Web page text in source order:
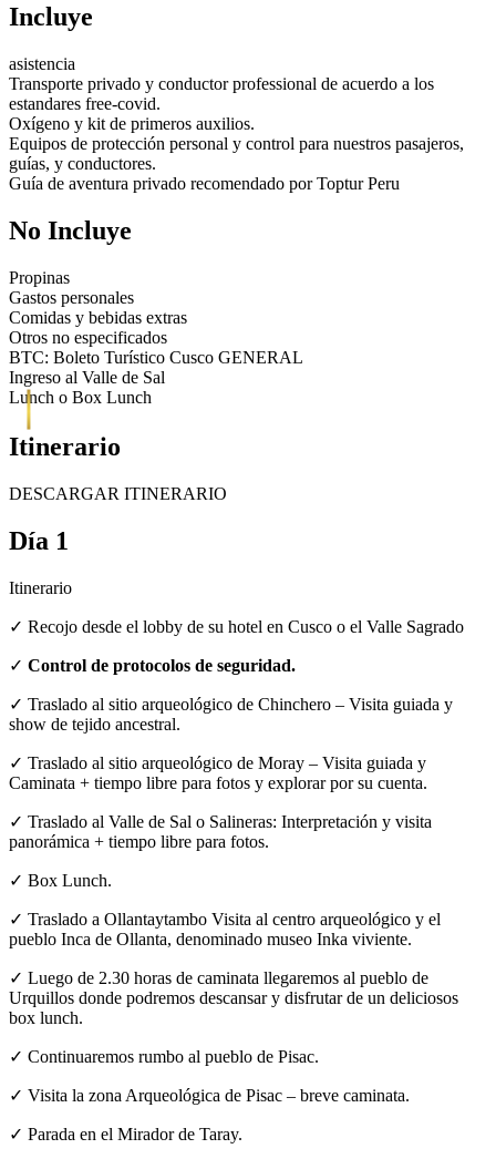
Incluye
asistencia
Transporte privado y conductor professional de acuerdo a los
estandares free-covid.
Oxígeno y kit de primeros auxilios.
Equipos de protección personal y control para nuestros pasajeros,
guías, y conductores.
Guía de aventura privado recomendado por Toptur Peru
No Incluye
Propinas
Gastos personales
Comidas y bebidas extras
Otros no especificados
BTC: Boleto Turístico Cusco GENERAL
Ingreso al Valle de Sal
Lunch o Box Lunch
Itinerario
DESCARGAR ITINERARIO
Día 1
Itinerario
✓ Recojo desde el lobby de su hotel en Cusco o el Valle Sagrado
✓ Control de protocolos de seguridad.
✓ Traslado al sitio arqueológico de Chinchero – Visita guiada y
show de tejido ancestral.
✓ Traslado al sitio arqueológico de Moray – Visita guiada y
Caminata + tiempo libre para fotos y explorar por su cuenta.
✓ Traslado al Valle de Sal o Salineras: Interpretación y visita
panorámica + tiempo libre para fotos.
✓ Box Lunch.
✓ Traslado a Ollantaytambo Visita al centro arqueológico y el
pueblo Inca de Ollanta, denominado museo Inka viviente.
✓ Luego de 2.30 horas de caminata llegaremos al pueblo de
Urquillos donde podremos descansar y disfrutar de un deliciosos
box lunch.
✓ Continuaremos rumbo al pueblo de Pisac.
✓ Visita la zona Arqueológica de Pisac – breve caminata.
✓ Parada en el Mirador de Taray.